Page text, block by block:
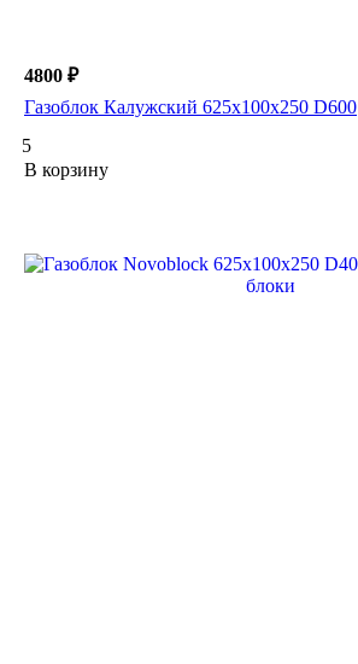
4800 ₽
Газоблок Калужский 625х100х250 D600
5
В корзину